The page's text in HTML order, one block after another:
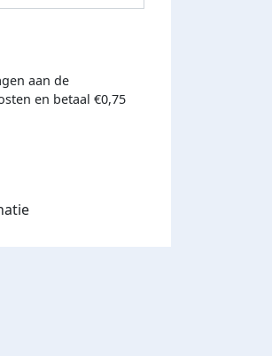
bedankt
aan de
en betaal €0,75